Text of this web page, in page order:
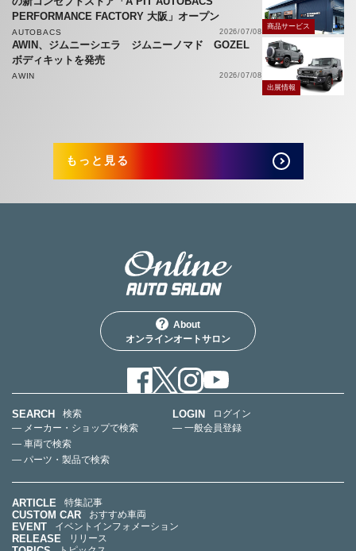
PERFORMANCE FACTORY 大阪」オープン
AUTOBACS 2026/07/08
商品サービス
AWIN、ジムニーシエラ ジムニーノマド GOZEL
ボディキットを発売
AWIN
2026/07/08
出展情報
もっと見る
About
オンラインオートサロン
SEARCH
検索
— メーカー・ショップで検索
— 車両で検索
— パーツ・製品で検索
LOGIN
ログイン
— 一般会員登録
ARTICLE 特集記事
CUSTOM CAR おすすめ車両
EVENT イベントインフォメーション
RELEASE リリース